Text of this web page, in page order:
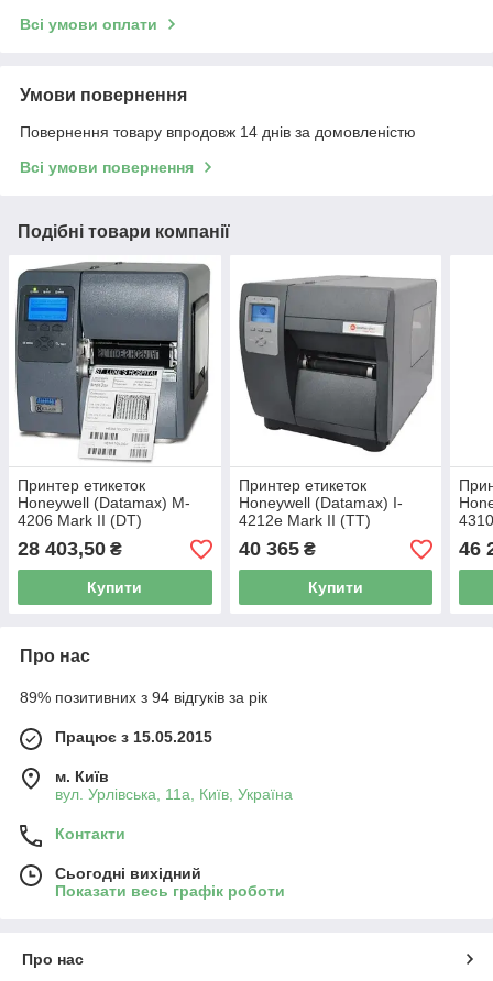
Всі умови оплати
Умови повернення
Повернення товару впродовж 14 днів за домовленістю
Всі умови повернення
Подібні товари компанії
Принтер етикеток
Honeywell (Datamax) M-
4206 Mark II (DT)
28 403,50 ₴
Купити
Принтер етикеток
Honeywell (Datamax) I-
4212e Mark II (TT)
40 365₴
Купити
46
Про нас
89% позитивних з 94 відгуків за рік
Працює з 15.05.2015
м. Київ
вул. Урлівська, 11а, Київ, Україна
Контакти
Сьогодні вихідний
Показати весь графік роботи
Про нас